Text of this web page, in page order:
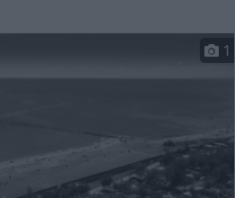
1